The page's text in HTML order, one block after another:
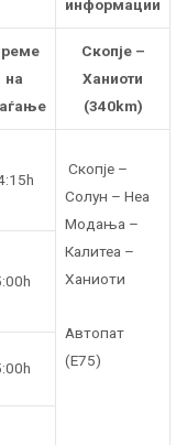
информации
на
Скопје –
Ханиоти
(340km)
Скопје –
Солун – Неа
Модања –
Калитеа –
Ханиоти
Автопат
(Е75)